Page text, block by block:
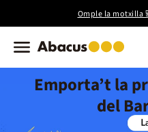
Omple la motxilla
Emporta’t la
del